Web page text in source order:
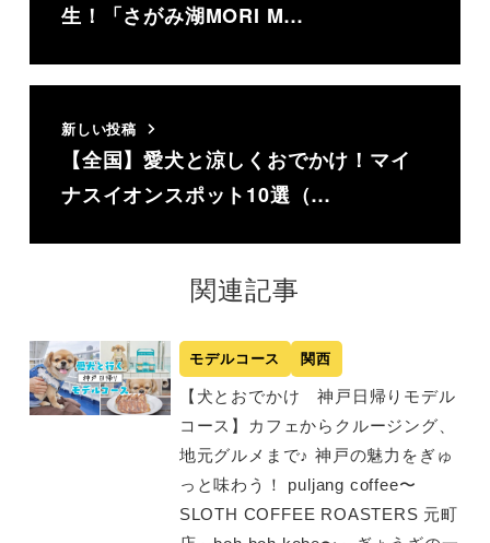
生！「さがみ湖MORI M…
新しい投稿
【全国】愛犬と涼しくおでかけ！マイ
ナスイオンスポット10選（…
関連記事
モデルコース 関西
【犬とおでかけ 神戸日帰りモデル
コース】カフェからクルージング、
地元グルメまで♪ 神戸の魅力をぎゅ
っと味わう！ puljang coffee〜
SLOTH COFFEE ROASTERS 元町